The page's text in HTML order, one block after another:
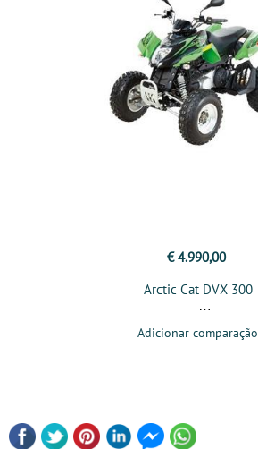
€ 4.990,00
Arctic Cat DVX 300
Adicionar comparação